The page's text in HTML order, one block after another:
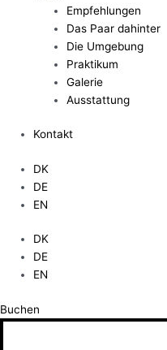
Empfehlungen
Das Paar dahinter
Die Umgebung
Praktikum
Galerie
Ausstattung
Kontakt
DK
DE
EN
DK
DE
EN
Buchen